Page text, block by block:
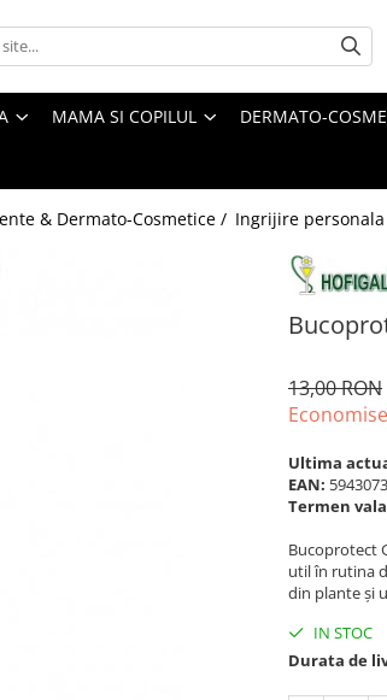
MAMA SI COPILUL DERMATO-
& Dermato-Cosmetice / Ingrijire
13,00 RON
Ultima
EAN:
Termen
Bucoprotect
util în rutina
din plante și
IN STOC
Durata de